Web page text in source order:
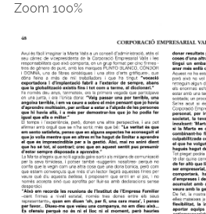
Zoom 100%